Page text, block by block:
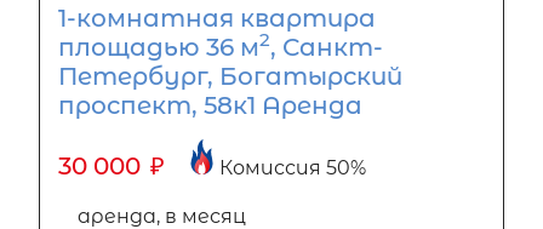
1-комнатная квартира
площадью 36 м2, Санкт-
Петербург, Богатырский
проспект, 58к1 Аренда
30 000 ₽ Комиссия 50%
аренда, в месяц